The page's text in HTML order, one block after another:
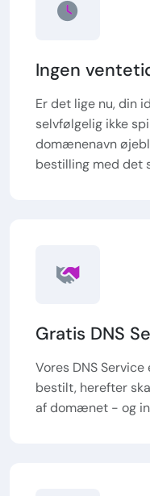
Ingen
Er det lige nu, din
selvfølgelig ikke
domænenavn
bestilling med det
Gratis DNS
Vores DNS
bestilt, herefter
af domænet - og